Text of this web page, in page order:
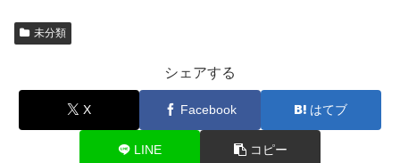
未分類
シェアする
X Facebook はてブ
LINE コピー